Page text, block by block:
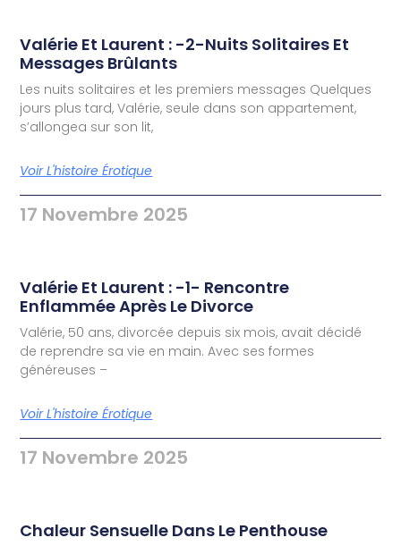
Valérie Et Laurent : -2-Nuits Solitaires Et
Messages Brûlants
Les nuits solitaires et les premiers messages Quelques
jours plus tard, Valérie, seule dans son appartement,
s’allongea sur son lit,
Voir L'histoire Érotique
17 Novembre 2025
Valérie Et Laurent : -1- Rencontre
Enflammée Après Le Divorce
Valérie, 50 ans, divorcée depuis six mois, avait décidé
de reprendre sa vie en main. Avec ses formes
généreuses –
Voir L'histoire Érotique
17 Novembre 2025
Chaleur Sensuelle Dans Le Penthouse